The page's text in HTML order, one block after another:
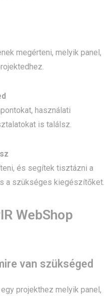
megérteni, melyik panel,
használati
is találsz.
és segítek tisztázni a
a szükséges kiegészítőket.
WebShop
van szükséged
projekthez melyik panel,